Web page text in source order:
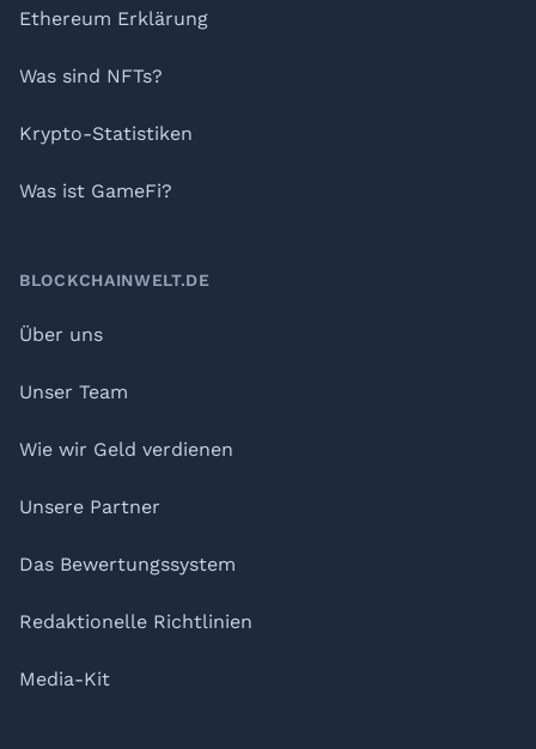
Ethereum Erklärung
Was sind NFTs?
Krypto-Statistiken
Was ist GameFi?
BLOCKCHAINWELT.DE
Über uns
Unser Team
Wie wir Geld verdienen
Unsere Partner
Das Bewertungssystem
Redaktionelle Richtlinien
Media-Kit